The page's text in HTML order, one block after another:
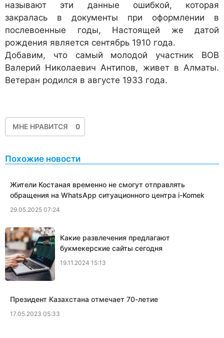
называют эти данные ошибкой, которая
закралась в документы при оформлении в
послевоенные годы, Настоящей же датой
рождения является сентябрь 1910 года.
Добавим, что самый молодой участник ВОВ
Валерий Николаевич Антипов, живет в Алматы.
Ветеран родился в августе 1933 года.
МНЕ НРАВИТСЯ 0
Похожие новости
Жители Костаная временно не смогут отправлять
обращения на WhatsApp ситуационного центра i-Komek
29.05.2025 07:24
Какие развлечения предлагают
букмекерские сайты сегодня
19.11.2024 15:13
Президент Казахстана отмечает 70-летие
17.05.2023 05:33